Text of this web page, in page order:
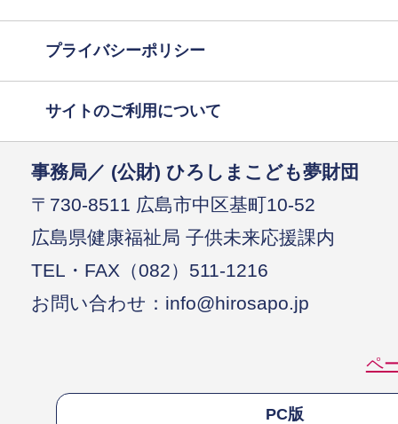
プライバシーポリシー
サイトのご利用について
事務局／ (公財) ひろしまこども夢財団
〒730-8511 広島市中区基町10-52
広島県健康福祉局 子供未来応援課内
TEL・FAX（082）511-1216
お問い合わせ：info@hirosapo.jp
ペ
PC版